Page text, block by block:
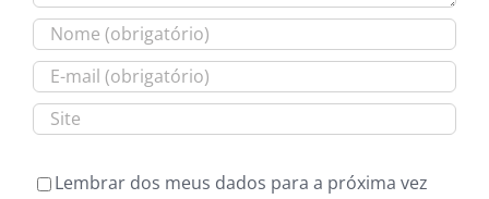
Lembrar dos meus dados para a próxima vez